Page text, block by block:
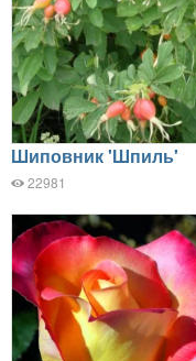
Шиповник 'Шпиль'
22981